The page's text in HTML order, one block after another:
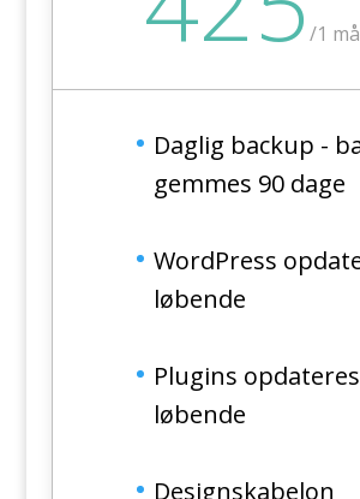
/1
Daglig backup -
gemmes 90 dage
WordPress
løbende
Plugins opdateres
løbende
Designskabelon